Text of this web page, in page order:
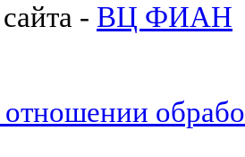
- ВЦ ФИАН